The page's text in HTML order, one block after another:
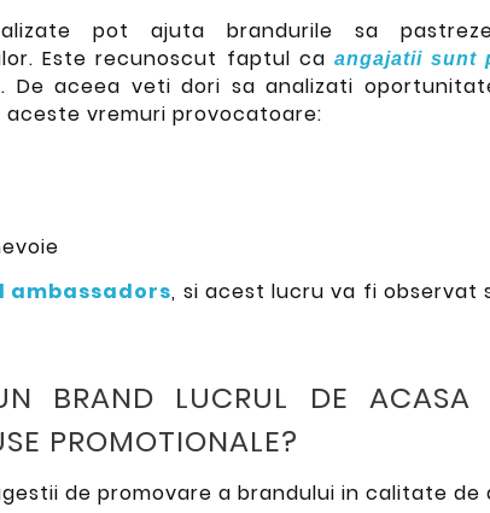
pot ajuta brandurile sa
Este recunoscut faptul ca angajatii sunt
. De aceea veti dori sa analizati
vremuri provocatoare:
ambassadors, si acest lucru va fi observat
BRAND LUCRUL DE ACASA
PROMOTIONALE?
de promovare a brandului in calitate de